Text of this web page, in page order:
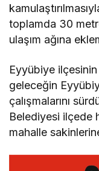
toplamda 30
ulaşım ağına
Eyyübiye
geleceğin
çalışmalarını
Belediyesi ilçede
mahalle